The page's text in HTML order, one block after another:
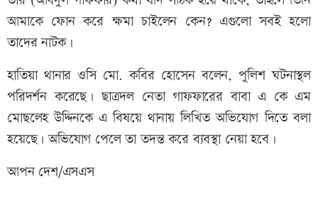
আমাকে ফোন করে ক্ষমা চাইলেন কেন? এগুলো সবই হলো
তাদের নাটক।
হাতিয়া থানার ওসি মো. কবির হোসেন বলেন, পুলিশ ঘটনাস্থল
পরিদর্শন করেছে। ছাত্রদল নেতা গাফফারের বাবা এ কে এম
মোছলেহ উদ্দিনকে এ বিষয়ে থানায় লিখিত অভিযোগ দিতে বলা
হয়েছে। অভিযোগ পেলে তা তদন্ত করে ব্যবস্থা নেয়া হবে।
আপন দেশ/এসএস